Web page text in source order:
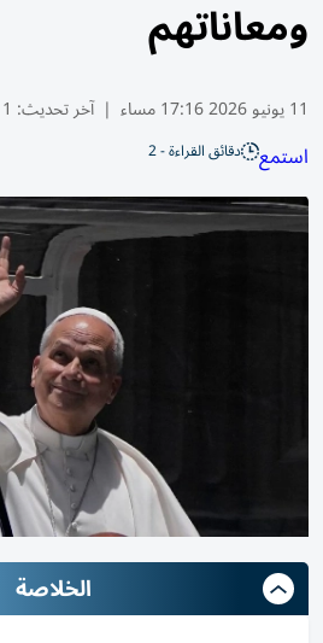
ومعاناتهم
11 يونيو 2026 17:16 مساء | آخر تحديث: 11
استمع دقائق القراءة - 2
الخلاصة